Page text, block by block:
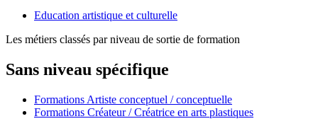
Education artistique et culturelle
Les métiers classés par niveau de sortie de formation
Sans niveau spécifique
Formations Artiste conceptuel / conceptuelle
Formations Créateur / Créatrice en arts plastiques